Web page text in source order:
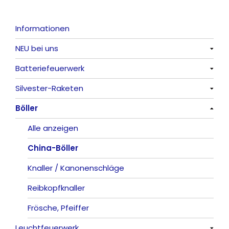
Informationen
NEU bei uns
Alle anzeigen
Batteriefeuerwerk
Alle anzeigen
Silvester-Raketen
Alle anzeigen
Böller
Alle anzeigen
China-Böller
Knaller / Kanonenschläge
Reibkopfknaller
Frösche, Pfeiffer